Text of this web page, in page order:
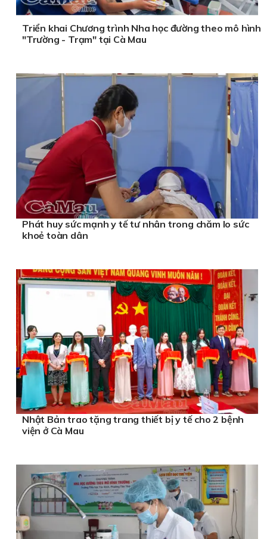
Triển khai Chương trình Nha học đường theo mô hình
"Trường - Trạm" tại Cà Mau
Phát huy sức mạnh y tế tư nhân trong chăm lo sức
khoẻ toàn dân
Nhật Bản trao tặng trang thiết bị y tế cho 2 bệnh
viện ở Cà Mau